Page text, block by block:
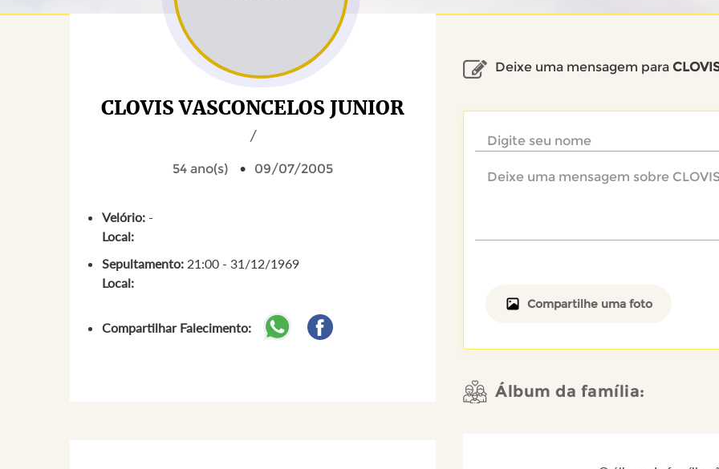
CLOVIS VASCONCELOS JUNIOR
/
54 ano(s) 09/07/2005
Velório: -
Local:
Sepultamento: 21:00 - 31/12/1969
Local:
Compartilhar Falecimento:
Deixe uma mensagem para
Compartilhe uma foto
Álbum da família: